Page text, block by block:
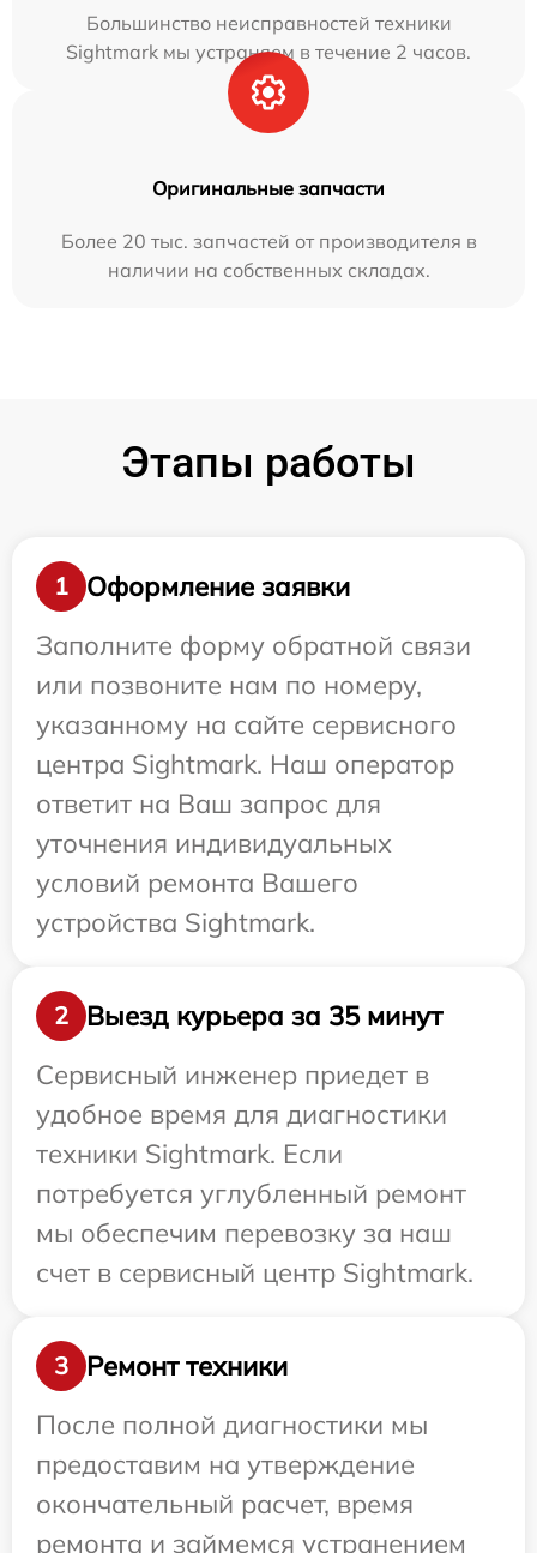
Большинство неисправностей техники
Sightmark мы устраняем в течение 2 часов.
Оригинальные запчасти
Более 20 тыс. запчастей от производителя в
наличии на собственных складах.
Этапы работы
1
Оформление заявки
Заполните форму обратной связи
или позвоните нам по номеру,
указанному на сайте сервисного
центра Sightmark. Наш оператор
ответит на Ваш запрос для
уточнения индивидуальных
условий ремонта Вашего
устройства Sightmark.
2
Выезд курьера за 35 минут
Сервисный инженер приедет в
удобное время для диагностики
техники Sightmark. Если
потребуется углубленный ремонт
мы обеспечим перевозку за наш
счет в сервисный центр Sightmark.
3
Ремонт техники
После полной диагностики мы
предоставим на утверждение
окончательный расчет, время
ремонта и займемся устранением